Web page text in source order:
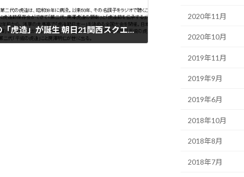
平成の「虎造」が誕生 朝日21関西スクエアに掲載
2020年11月
2020年10月
2019年11月
2019年9月
2019年6月
2018年10月
2018年8月
2018年7月